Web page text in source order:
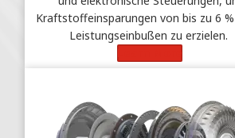
Kraftstoffeinsparungen von bis zu 6
Leistungseinbußen zu erzielen.